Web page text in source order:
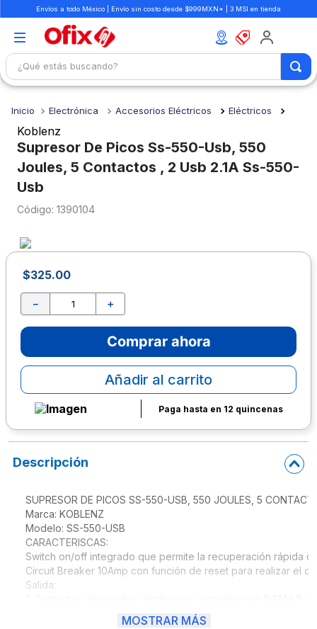
Envíos a todo México | Envío sin costo desde $999MXN* | 3 MSI en tienda
¿Qué estás buscando?
Electrónica Accesorios Eléctricos Eléctricos
Koblenz
Supresor De Picos Ss-550-Usb, 550
Joules, 5 Contactos , 2 Usb 2.1A Ss-550-
Usb
: 1390104
$325.00
＋
－
Comprar ahora
Añadir al carrito
Paga hasta en 12 quincenas
Descripción
SUPRESOR DE PICOS SS-550-USB, 550 JOULES, 5
Marca: KOBLENZ
Modelo: SS-550-USB
CARACTERISCAS:
Switch on/off integrado que permite la recuperación rápida
Circuit Breaker 10Amp con función de reset para realizar el
Salida:
2 Puerto  USB para carga 2.1A a 5 Vcc
MOSTRAR MÁS
1.
mochilas
2.
3.
cuaderno
4.
colores
5.
cuadernos
6.
8.
sacapuntas
9.
lapiz